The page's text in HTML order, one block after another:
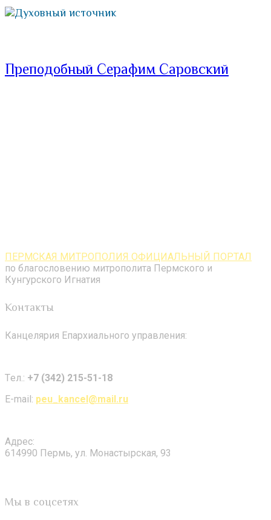
Духовный источник
Преподобный Серафим Саровский
ПЕРМСКАЯ МИТРОПОЛИЯ ОФИЦИАЛЬНЫЙ ПОРТАЛ
по благословению митрополита Пермского и
Кунгурского Игнатия
Контакты
Канцелярия Епархиального управления:
Tел.: +7 (342) 215-51-18
E-mail: peu_kancel@mail.ru
Адрес:
614990 Пермь, ул. Монастырская, 93
Мы в соцсетях